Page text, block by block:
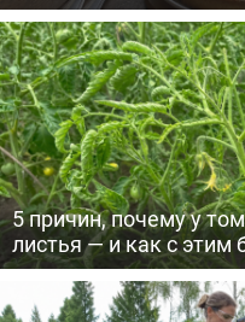
5 причин, почему у
листья — и как с этим